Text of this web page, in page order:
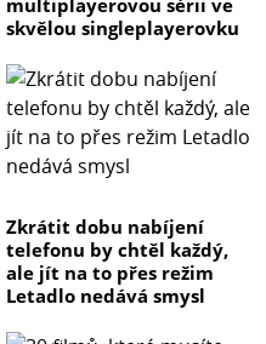
skvělou singleplayerovku
Zkrátit dobu nabíjení
telefonu by chtěl každý,
ale jít na to přes režim
Letadlo nedává smysl